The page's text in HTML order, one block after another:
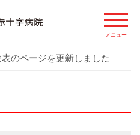
のページを更新しました